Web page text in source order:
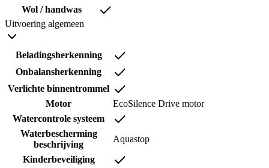
Wol / handwas
Uitvoering algemeen
Beladingsherkenning
Onbalansherkenning
Verlichte binnentrommel
Motor
EcoSilence Drive motor
Watercontrole systeem
Waterbescherming
beschrijving
Aquastop
Kinderbeveiliging